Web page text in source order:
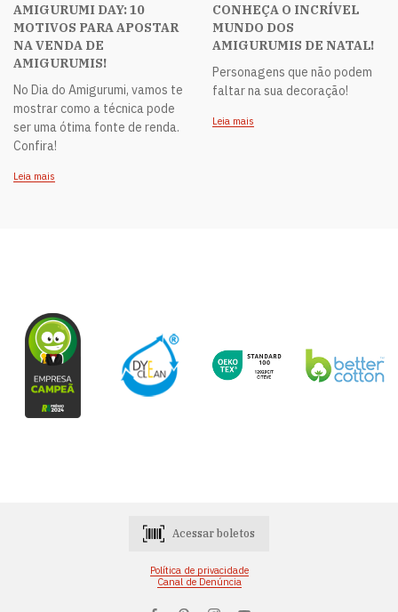
AMIGURUMI DAY: 10
MOTIVOS PARA APOSTAR
NA VENDA DE
AMIGURUMIS!
No Dia do Amigurumi, vamos te
mostrar como a técnica pode
ser uma ótima fonte de renda.
Confira!
Leia mais
CONHEÇA O INCRÍVEL
MUNDO DOS
AMIGURUMIS DE NATAL!
Personagens que não podem
faltar na sua decoração!
Leia mais
Acessar boletos
Política de privacidade
Canal de Denúncia